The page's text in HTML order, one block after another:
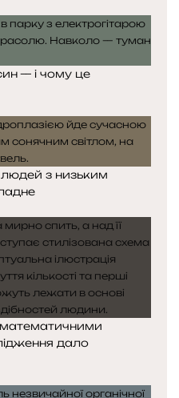
— і чому це
з низьким
дало